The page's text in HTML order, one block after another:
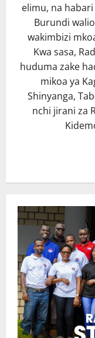
elimu, na
Burundi
wakimbizi
Kwa sasa,
huduma zake
mikoa ya
Shinyanga,
nchi jirani za